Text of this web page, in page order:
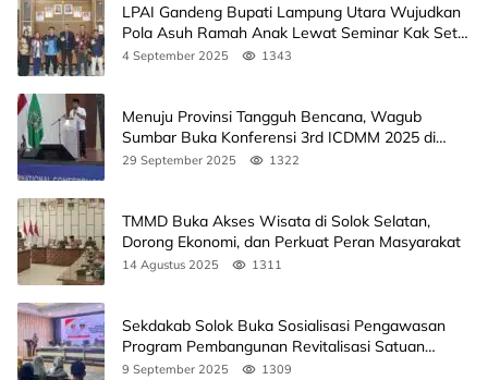
LPAI Gandeng Bupati Lampung Utara Wujudkan
Pola Asuh Ramah Anak Lewat Seminar Kak Seto,
Ini Jadwalnya
4 September 2025 1343
Menuju Provinsi Tangguh Bencana, Wagub
Sumbar Buka Konferensi 3rd ICDMM 2025 di
Unand
29 September 2025 1322
TMMD Buka Akses Wisata di Solok Selatan,
Dorong Ekonomi, dan Perkuat Peran Masyarakat
14 Agustus 2025 1311
Sekdakab Solok Buka Sosialisasi Pengawasan
Program Pembangunan Revitalisasi Satuan
Pendidikan
9 September 2025 1309